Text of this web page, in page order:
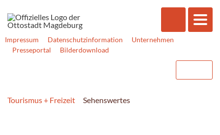
Impressum Datenschutzinformation
Unternehmen
Presseportal
Bilderdownload
Tourismus + Freizeit Sehenswertes